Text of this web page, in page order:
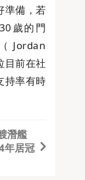
準備，若
歲的門
目前在社
持率有時
潛艦
年居冠